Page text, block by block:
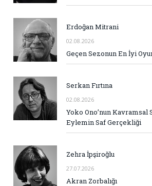
Erdoğan Mitrani
02.08.2026
Geçen Sezonun En İyi
Serkan Fırtına
02.08.2026
Yoko Ono’nun Kavramsal
Eylemin Saf Gerçekliği
Zehra İpşiroğlu
27.07.2026
Akran Zorbalığı